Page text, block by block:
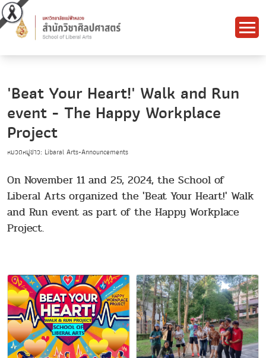
'Beat Your Heart!' Walk and Run
event - The Happy Workplace
Project
หมวดหมู่ข่าว: Libaral Arts-Announcements
On November 11 and 25, 2024, the School of
Liberal Arts organized the 'Beat Your Heart!' Walk
and Run event as part of the Happy Workplace
Project.